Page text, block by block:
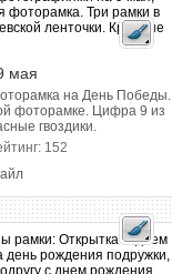
мая
на День Победы.
фоторамке. Цифра 9 из
гвоздики.
152